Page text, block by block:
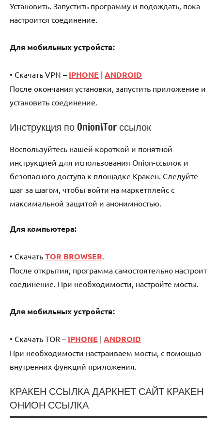
Установить. Запустить программу и подождать, пока
настроится соединение.
Для мобильных устройств:
• Скачать VPN – IPHONE | ANDROID
После окончания установки, запустить приложение и
установить соединение.
Инструкция по Onion\Tor ссылок
Воспользуйтесь нашей короткой и понятной
инструкцией для использования Onion-ссылок и
безопасного доступа к площадке Кракен. Следуйте
шаг за шагом, чтобы войти на маркетплейс с
максимальной защитой и анонимностью.
Для компьютера:
• Скачать TOR BROWSER
После открытия, программа самостоятельно настроит
соединение. При необходимости, настройте мосты.
Для мобильных устройств:
• Скачать TOR – IPHONE | ANDROID
При необходимости настраиваем мосты, с помощью
внутренних функций приложения.
Uncategorized
КРАКЕН ССЫЛКА ДАРКНЕТ САЙТ КРАКЕН
ОНИОН ССЫЛКА